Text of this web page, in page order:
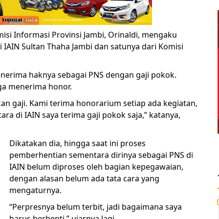
Informasi Provinsi Jambi, Orinaldi, mengaku
Sultan Thaha Jambi dan satunya dari Komisi
haknya sebagai PNS dengan gaji pokok.
menerima honor.
gaji. Kami terima honorarium setiap ada kegiatan,
di IAIN saya terima gaji pokok saja,” katanya,
Dikatakan dia, hingga saat ini proses
pemberhentian sementara dirinya sebagai PNS di
IAIN belum diproses oleh bagian kepegawaian,
dengan alasan belum ada tata cara yang
mengaturnya.
“Perpresnya belum terbit, jadi bagaimana saya